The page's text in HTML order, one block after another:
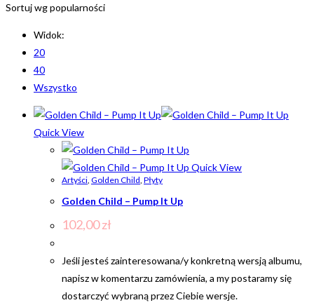
Sortuj wg popularności
Widok:
20
40
Wszystko
Quick View
Quick View
Artyści Golden Child Płyty
Golden Child – Pump It Up
102,00zł
Jeśli jesteś zainteresowana/y konkretną wersją albumu,
napisz w komentarzu zamówienia, a my postaramy się
dostarczyć wybraną przez Ciebie wersje.